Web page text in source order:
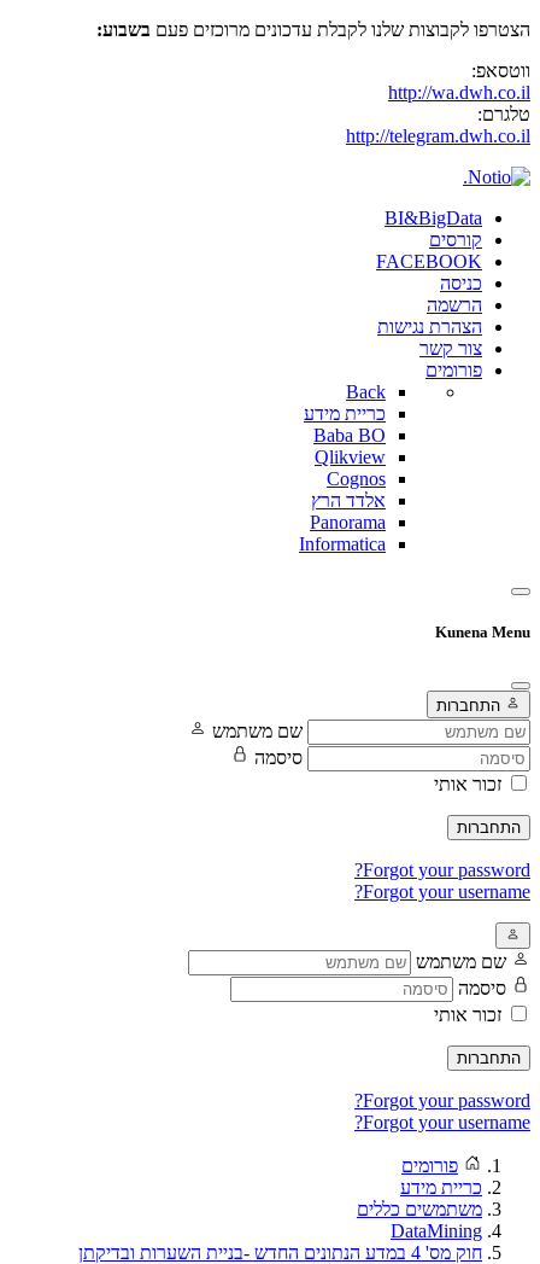
הצטרפו לקבוצות שלנו לקבלת עדכונים מרוכזים פעם בשבוע:
ווטסאפ:
http://wa.dwh.co.il
טלגרם:
http://telegram.dwh.co.il
BI&BigData
קורסים
FACEBOOK
כניסה
הרשמה
הצהרת נגישות
צור קשר
פורומים
Back
כריית מידע
Baba BO
Qlikview
Cognos
אלדד הרץ
Panorama
Informatica
Kunena Menu
התחברות
שם משתמש
סיסמה
זכור אותי
התחברות
Forgot your password?
Forgot your username?
שם משתמש
סיסמה
זכור אותי
התחברות
Forgot your password?
Forgot your username?
פורומים
כריית מידע
משתמשים כללים
DataMining
חוק מס' 4 במדע הנתונים החדש -בניית השערות ובדיקתן